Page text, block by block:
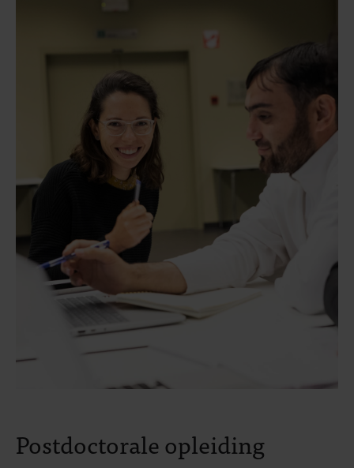
Postdoctorale opleiding